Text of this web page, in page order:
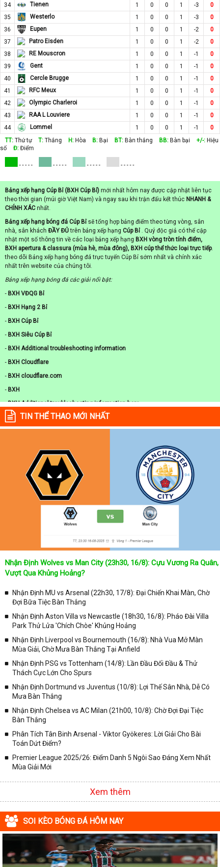
34
Tienen 1 0 0 1 -3
0
35
Westerlo 1 0 0 1 -3
0
36
Eupen 1 0 0 1 -2
0
37
Patro Eisden 1 0 0 1 -2
0
38
RE Mouscron 1 0 0 1 -1
0
39
Gent 1 0 0 1 -1
0
40
Cercle Brugge 1 0 0 1 -1
0
41
RFC Meux 1 0 0 1 -1
0
42
Olympic Charleroi 1 0 0 1 -1
0
43
RAA L Louviere 1 0 0 1 -1
0
44
Lommel 1 0 0 1 -1
0
TT: Thứ tự T: Thắng H: Hòa B: Bại BT: Bàn thắng BB: Bàn bại +/-: Hiệu
số
Đ: Điểm
- - - - - - - - - - - - - - - - - - - -
Bảng xếp hạng Cúp Bỉ (BXH Cúp Bỉ) mới nhất hôm nay được cập nhật liên tục
theo thời gian (múi giờ Việt Nam) và ngay sau khi trận đấu kết thúc NHANH &
CHÍNH XÁC nhất.
Bảng xếp hạng bóng đá Cúp Bỉ sẽ tổng hợp bảng điểm theo từng vòng, sân
nhà, sân khách ĐẦY ĐỦtrên bảng xếp hạng Cúp Bỉ. Quý độc giả có thể cập
nhật một số thông tin về các loại bảng xếp hạng BXH vòng tròn tính điểm,
BXH apertura & classura (mùa hè, mùa đông), BXH cúp thể thức loại trực tiếp.
theo dõi Bảng xếp hạng bóng đá trực tuyến Cúp Bỉ sớm nhất và chính xác
nhất trên website của chúng tôi.
Bảng xếp hạng bóng đá các giải nổi bật:
- BXH VĐQG Bỉ
- BXH Hạng 2 Bỉ
- BXH Cúp Bỉ
- BXH Siêu Cúp Bỉ
- BXH Additional troubleshooting information
- BXH Cloudflare
- BXH cloudflare.com
- BXH
-BXH Additional troubleshooting information here.
-BXH Learn more
TIN THỂ THAO MỚI NHẤT
Nhận Định Wolves vs Man City (23h30, 16/8): Cựu Vương Ra Quân,
Vượt Qua Khủng Hoảng?
Nhận Định MU vs Arsenal (22h30, 17/8): Đại Chiến Khai Màn, Chờ
Đợi Bữa Tiệc Bàn Thắng
Nhận Định Aston Villa vs Newcastle (18h30, 16/8): Pháo Đài Villa
Park Thử Lửa 'Chích Chòe' Khủng Hoảng
Nhận Định Liverpool vs Bournemouth (16/8): Nhà Vua Mở Màn
Mùa Giải, Chờ Mưa Bàn Thắng Tại Anfield
Nhận Định PSG vs Tottenham (14/8): Lần Đầu Đối Đầu & Thử
Thách Cực Lớn Cho Spurs
Nhận Định Dortmund vs Juventus (10/8): Lợi Thế Sân Nhà, Dễ Có
Mưa Bàn Thắng
Nhận Định Chelsea vs AC Milan (21h00, 10/8): Chờ Đợi Đại Tiệc
Bàn Thắng
Phân Tích Tân Binh Arsenal - Viktor Gyökeres: Lời Giải Cho Bài
Toán Dứt Điểm?
Premier League 2025/26: Điểm Danh 5 Ngôi Sao Đáng Xem Nhất
Mùa Giải Mới
Xem thêm
SOI KÈO BÓNG ĐÁ HÔM NAY